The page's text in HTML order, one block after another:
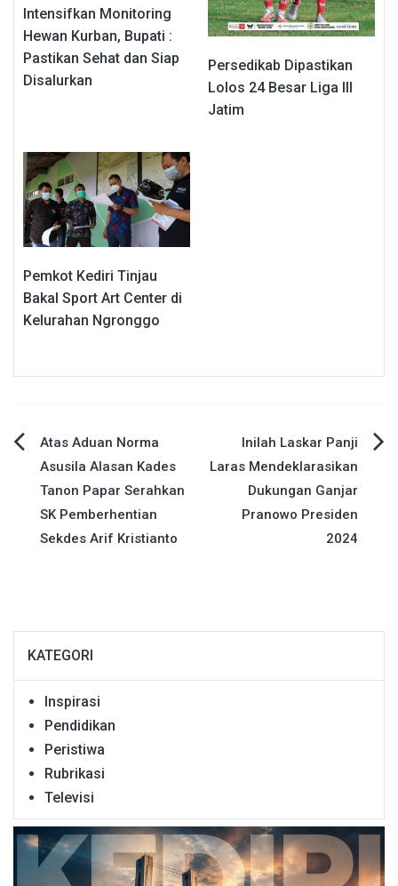
Intensifkan Monitoring
Hewan Kurban, Bupati :
Pastikan Sehat dan Siap
Disalurkan
Persedikab Dipastikan
Lolos 24 Besar Liga III
Jatim
Pemkot Kediri Tinjau
Bakal Sport Art Center di
Kelurahan Ngronggo
Navigasi
pos
Atas Aduan Norma
Asusila Alasan Kades
Tanon Papar Serahkan
SK Pemberhentian
Sekdes Arif Kristianto
Inilah Laskar Panji
Laras Mendeklarasikan
Dukungan Ganjar
Pranowo Presiden
2024
KATEGORI
Inspirasi
Pendidikan
Peristiwa
Rubrikasi
Televisi